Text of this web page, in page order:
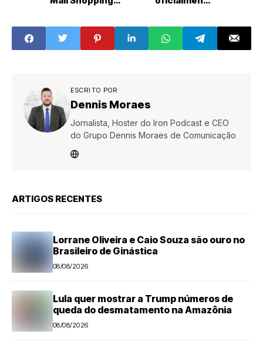
partir de R$ 100
em compras
Piracicaba em
cerimônia com
autoridades e
ESCRITO POR
Dennis Moraes
Jornalista, Hoster do Iron Podcast e CEO
do Grupo Dennis Moraes de Comunicação
ARTIGOS RECENTES
Lorrane Oliveira e Caio Souza são ouro no
Brasileiro de Ginástica
08/08/2026
Lula quer mostrar a Trump números de
queda do desmatamento na Amazônia
08/08/2026